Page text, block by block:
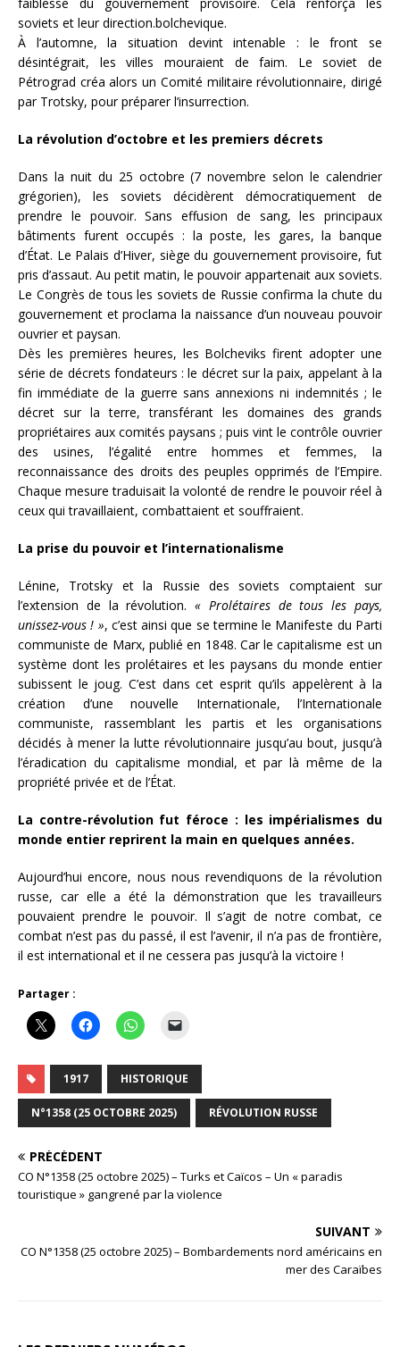
soviets et leur direction.bolchevique.
À l’automne, la situation devint intenable : le front se
désintégrait, les villes mouraient de faim. Le soviet de
Pétrograd créa alors un Comité militaire révolutionnaire, dirigé
par Trotsky, pour préparer l’insurrection.
La révolution d’octobre et les premiers décrets
Dans la nuit du 25 octobre (7 novembre selon le calendrier
grégorien), les soviets décidèrent démocratiquement de
prendre le pouvoir. Sans effusion de sang, les principaux
bâtiments furent occupés : la poste, les gares, la banque
d’État. Le Palais d’Hiver, siège du gouvernement provisoire, fut
pris d’assaut. Au petit matin, le pouvoir appartenait aux soviets.
Le Congrès de tous les soviets de Russie confirma la chute du
gouvernement et proclama la naissance d’un nouveau pouvoir
ouvrier et paysan.
Dès les premières heures, les Bolcheviks firent adopter une
série de décrets fondateurs : le décret sur la paix, appelant à la
fin immédiate de la guerre sans annexions ni indemnités ; le
décret sur la terre, transférant les domaines des grands
propriétaires aux comités paysans ; puis vint le contrôle ouvrier
des usines, l’égalité entre hommes et femmes, la
reconnaissance des droits des peuples opprimés de l’Empire.
Chaque mesure traduisait la volonté de rendre le pouvoir réel à
ceux qui travaillaient, combattaient et souffraient.
La prise du pouvoir et l’internationalisme
Lénine, Trotsky et la Russie des soviets comptaient sur
l’extension de la révolution.« Prolétaires de tous les pays,
unissez-vous ! », c’est ainsi que se termine le Manifeste du Parti
communiste de Marx, publié en 1848. Car le capitalisme est un
système dont les prolétaires et les paysans du monde entier
subissent le joug. C’est dans cet esprit qu’ils appelèrent à la
création d’une nouvelle Internationale, l’Internationale
communiste, rassemblant les partis et les organisations
décidés à mener la lutte révolutionnaire jusqu’au bout, jusqu’à
l’éradication du capitalisme mondial, et par là même de la
propriété privée et de l’État.
La contre-révolution fut féroce : les impérialismes du
monde entier reprirent la main en quelques années.
Aujourd’hui encore, nous nous revendiquons de la révolution
russe, car elle a été la démonstration que les travailleurs
pouvaient prendre le pouvoir. Il s’agit de notre combat, ce
combat n’est pas du passé, il est l’avenir, il n’a pas de frontière,
il est international et il ne cessera pas jusqu’à la victoire !
Partager :
1917 HISTORIQUE
N°1358 (25 OCTOBRE 2025) RÉVOLUTION RUSSE
PRÉCÉDENT
CO N°1358 (25 octobre 2025) – Turks et Caïcos – Un « paradis
touristique » gangrené par la violence
SUIVANT
CO N°1358 (25 octobre 2025) – Bombardements nord américains en
mer des Caraïbes